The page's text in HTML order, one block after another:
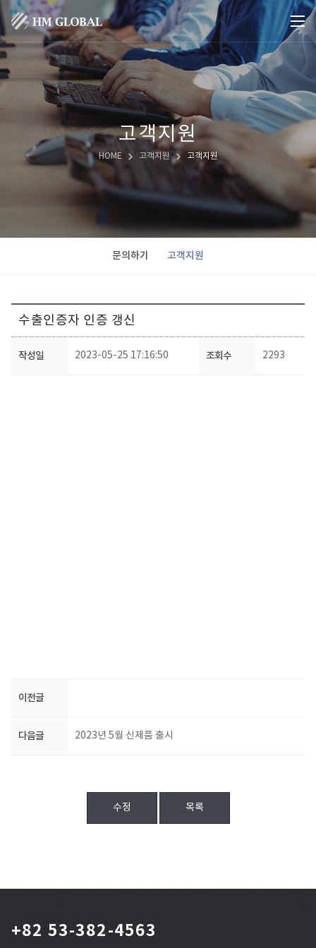
고객지원
HOME 고객지원 고객지원
문의하기 고객지원
수출인증자 인증 갱신
작성일 2023-05-25 17:16:50 조회수 2293
이전글
다음글 2023년 5월 신제품 출시
수정 목록
+82 53-382-4563